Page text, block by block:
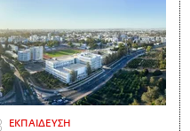
ΕΚΠΑΙΔΕΥΣΗ